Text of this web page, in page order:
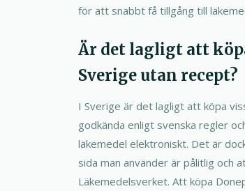
för att snabbt få tillgång till
Är det lagligt att
Sverige utan recept?
I Sverige är det lagligt att köpa
godkända enligt svenska regler
läkemedel elektroniskt. Det är
sida man använder är pålitlig och
Läkemedelsverket. Att köpa